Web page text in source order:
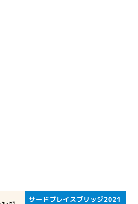
サードプレイスブリッジ2021